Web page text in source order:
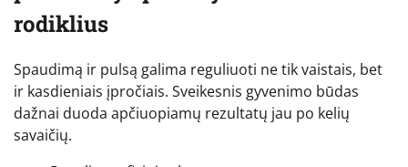
rodiklius
Spaudimą ir pulsą galima reguliuoti ne tik vaistais, bet
ir kasdieniais įpročiais. Sveikesnis gyvenimo būdas
dažnai duoda apčiuopiamų rezultatų jau po kelių
savaičių.